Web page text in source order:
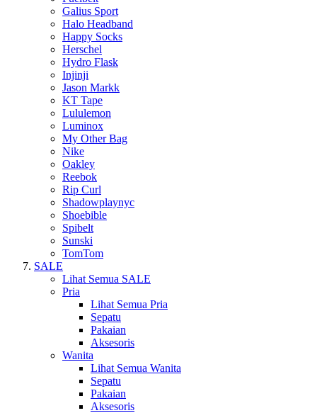
Galius Sport
Halo Headband
Happy Socks
Herschel
Hydro Flask
Injinji
Jason Markk
KT Tape
Lululemon
Luminox
My Other Bag
Nike
Oakley
Reebok
Rip Curl
Shadowplaynyc
Shoebible
Spibelt
Sunski
TomTom
SALE
Lihat Semua SALE
Pria
Lihat Semua Pria
Sepatu
Pakaian
Aksesoris
Wanita
Lihat Semua Wanita
Sepatu
Pakaian
Aksesoris